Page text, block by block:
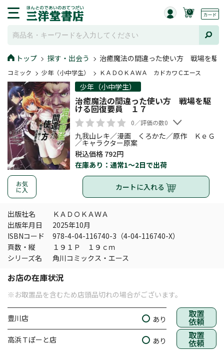
0
トップ 探す・出会う 治癒魔法の間違った使い方 戦場を駆
コミック 少年（小中学生） ＫＡＤＯＫＡＷＡ カドカワＣエース
お気
に入
少年（小中学生）
治癒魔法の間違った使い方 戦場を駆
ける回復要員 １７
0／評価の数0
九我山レキ／漫画 くろかた／原作 ＫｅＧ
／キャラクター原案
税込価格 792円
在庫あり：通常1～2日で出荷
カートに入れる
出版社名
ＫＡＤＯＫＡＷＡ
出版年月日
2025年10月
ISBNコード
978-4-04-116740-3（4-04-116740-X）
頁数・縦
１９１Ｐ １９ｃｍ
シリーズ名
角川コミックス・エース
お店の在庫状況
※お取置品を含むため店頭品切れの場合がございます。
豊川店 あり 取置
依頼
高浜Ｔぽーと店 あり 取置
依頼